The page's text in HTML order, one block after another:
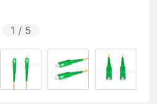
1 / 5